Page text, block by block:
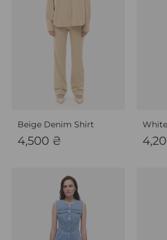
Beige Denim Shirt
4,500 ₴